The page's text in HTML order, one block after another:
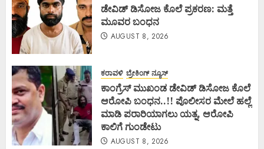
ಡೇವಿಡ್ ಡಿಸೋಜ ಕೊಲೆ ಪ್ರಕರಣ: ಮತ್ತೆ
ಮೂವರ ಬಂಧನ
AUGUST 8, 2026
ಕರಾವಳಿ ಬ್ರೇಕಿಂಗ್ ನ್ಯೂಸ್
ಕಾಂಗ್ರೆಸ್ ಮುಖಂಡ ಡೇವಿಡ್ ಡಿಸೋಜ ಕೊಲೆ
ಆರೋಪಿ ಬಂಧನ..!! ಪೊಲೀಸರ ಮೇಲೆ ಹಲ್ಲೆ
ಮಾಡಿ ಪರಾರಿಯಾಗಲು ಯತ್ನ, ಆರೋಪಿ
ಕಾಲಿಗೆ ಗುಂಡೇಟು
AUGUST 8, 2026